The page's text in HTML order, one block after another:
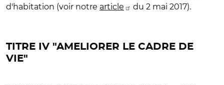
d'habitation (voir notre article du 2 mai 2017).
TITRE IV "AMELIORER LE CADRE DE
VIE"